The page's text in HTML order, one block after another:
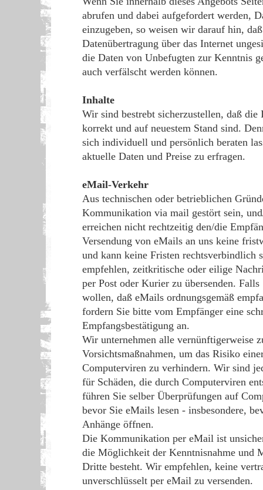
abrufen und dabei aufgefordert werden,
einzugeben, so weisen wir darauf hin,
Datenübertragung über das Internet
die Daten von Unbefugten zur Kenntnis
auch verfälscht werden können.
Inhalte
Wir sind bestrebt sicherzustellen, daß die
korrekt und auf neuestem Stand sind.
sich individuell und persönlich beraten
aktuelle Daten und Preise zu erfragen.
eMail-Verkehr
Aus technischen oder betrieblichen
Kommunikation via mail gestört sein,
erreichen nicht rechtzeitig den/die
Versendung von eMails an uns keine
und kann keine Fristen rechtsverbindlich
empfehlen, zeitkritische oder eilige
per Post oder Kurier zu übersenden. Falls
wollen, daß eMails ordnungsgemäß
fordern Sie bitte vom Empfänger eine
Empfangsbestätigung an.
Wir unternehmen alle vernünftigerweise
Vorsichtsmaßnahmen, um das Risiko
Computerviren zu verhindern. Wir sind
für Schäden, die durch Computerviren
führen Sie selber Überprüfungen auf
bevor Sie eMails lesen - insbesondere,
Anhänge öffnen.
Die Kommunikation per eMail ist
die Möglichkeit der Kenntnisnahme und
Dritte besteht. Wir empfehlen, keine
unverschlüsselt per eMail zu versenden.